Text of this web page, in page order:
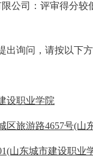
公司：评审得分
出询问，请按以下
设职业学院
区旅游路4657号(山
山东城市建设职业